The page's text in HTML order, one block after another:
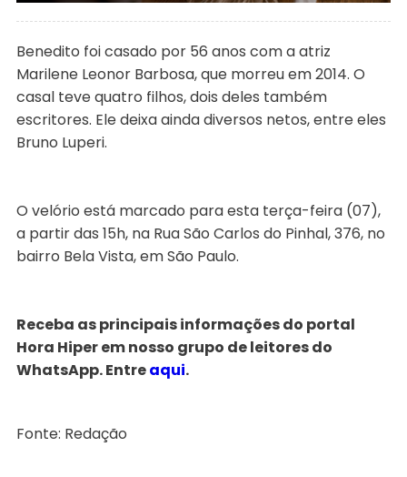
Benedito foi casado por 56 anos com a atriz
Marilene Leonor Barbosa, que morreu em 2014. O
casal teve quatro filhos, dois deles também
escritores. Ele deixa ainda diversos netos, entre eles
Bruno Luperi.
O velório está marcado para esta terça-feira (07),
a partir das 15h, na Rua São Carlos do Pinhal, 376, no
bairro Bela Vista, em São Paulo.
Receba as principais informações do portal
Hora Hiper em nosso grupo de leitores do
WhatsApp. Entreaqui.
Fonte: Redação